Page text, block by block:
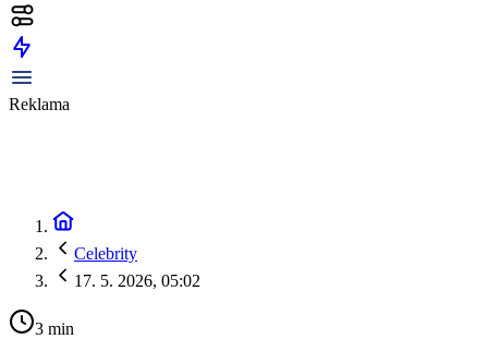
Reklama
Celebrity
17. 5. 2026, 05:02
3 min